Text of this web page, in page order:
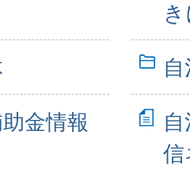
金情報
信